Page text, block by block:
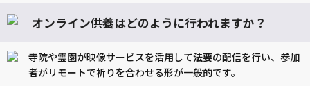
オンライン供養はどのように行われますか？
寺院や霊園が映像サービスを活用して法要の配信を行い、参加
者がリモートで祈りを合わせる形が一般的です。